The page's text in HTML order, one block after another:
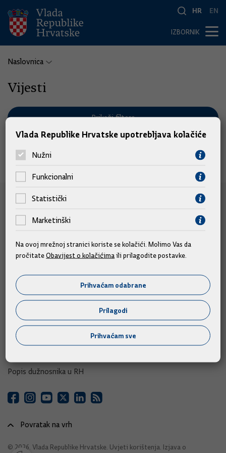
HR EN
IZBORNIK
Naslovnica
Vijesti
Prikaži filtere
Nema pronađenih vijesti.
e-Građani
e-Građani
e-Savjetovanja
Portal otvorenih podataka RH
Izvozni portal
Adresar
Središnji katalog službenih dokumenata RH
Adresar tijela javne vlasti
Popis dužnosnika u RH
Povratak na vrh
© 2026. Vlada Republike Hrvatske. Uvjeti korištenja Izjava o
Vlada Republike Hrvatske upotrebljava kolačiće
Nužni
Funkcionalni
Statistički
Marketinški
Na ovoj mrežnoj stranici koriste se kolačići. Molimo Vas da
pročitateObavijest o kolačićima ili prilagodite postavke.
Prihvaćam odabrane
Prilagodi
Prihvaćam sve